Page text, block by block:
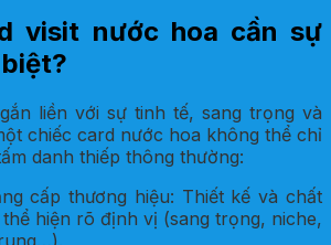
visit nước hoa cần sự
liền với sự tinh tế, sang trọng và
chiếc card nước hoa không thể chỉ
danh thiếp thông thường:
cấp thương hiệu: Thiết kế và chất
thể hiện rõ định vị (sang trọng, niche,